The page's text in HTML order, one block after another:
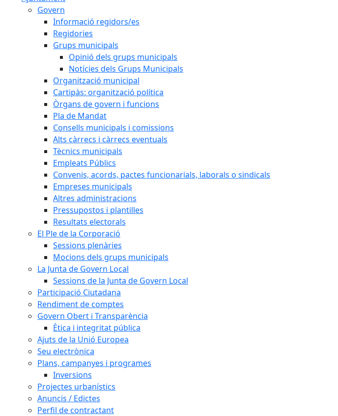
Govern
Informació regidors/es
Regidories
Grups municipals
Opinió dels grups municipals
Notícies dels Grups Municipals
Organització municipal
Cartipàs: organització política
Òrgans de govern i funcions
Pla de Mandat
Consells municipals i comissions
Alts càrrecs i càrrecs eventuals
Tècnics municipals
Empleats Públics
Convenis, acords, pactes funcionarials, laborals o sindicals
Empreses municipals
Altres administracions
Pressupostos i plantilles
Resultats electorals
El Ple de la Corporació
Sessions plenàries
Mocions dels grups municipals
La Junta de Govern Local
Sessions de la Junta de Govern Local
Participació Ciutadana
Rendiment de comptes
Govern Obert i Transparència
Ètica i integritat pública
Ajuts de la Unió Europea
Seu electrònica
Plans, campanyes i programes
Inversions
Projectes urbanístics
Anuncis / Edictes
Perfil de contractant